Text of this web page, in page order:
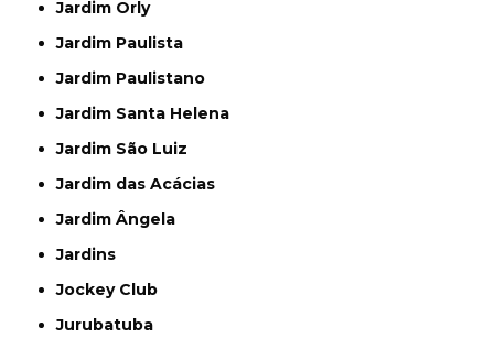
Jardim Orly
Jardim Paulista
Jardim Paulistano
Jardim Santa Helena
Jardim São Luiz
Jardim das Acácias
Jardim Ângela
Jardins
Jockey Club
Jurubatuba